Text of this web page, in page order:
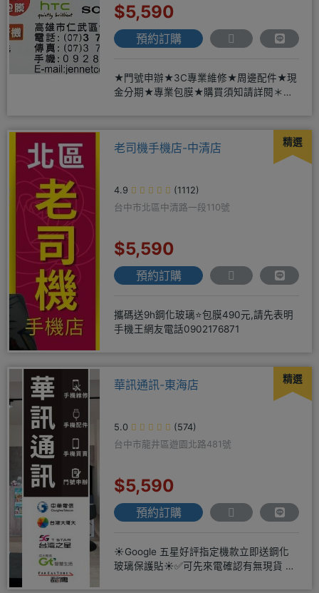
$5,590
預約訂購
★門號申辦★3C專業維修★周邊配件★現
金分期★專業包膜★購買須知請詳閱＊來
精選
老司機手機店-中清店
4.9
(1112)
台中市北區中清路一段110號
$5,590
預約訂購
攜碼送9h鋼化玻璃⭐包膜490元,請先表明
手機王網友電話0902176871
精選
華訊通訊-東海店
5.0
(574)
台中市龍井區遊園北路481號
$5,590
預約訂購
☀️Google 五星好評指定機款立即送鋼化
玻璃保護貼☀️✅可先來電確認有無現貨 ☎️